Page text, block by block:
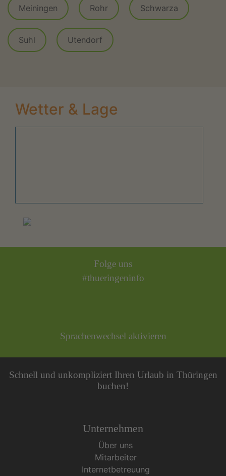
Meiningen Rohr Schwarza
Suhl Utendorf
Wetter & Lage
Folge uns
#thueringeninfo
Sprachenwechsel aktivieren
Schnell und unkompliziert Ihren Urlaub in Thüringen
buchen!
Unternehmen
Über uns
Mitarbeiter
Internetbetreuung